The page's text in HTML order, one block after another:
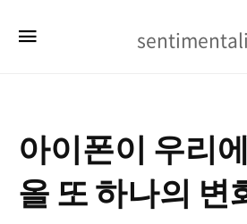
아이폰이 우리
올 또 하나의 변